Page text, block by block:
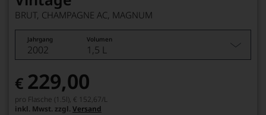
BRUT, CHAMPAGNE AC, MAGNUM
Jahrgang Volumen
2002 1,5 L
€ 229,00
pro Flasche (1.5l), € 152,67/L
inkl. Mwst. zzgl. Versand